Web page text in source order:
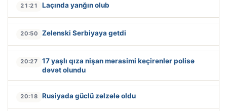
21:21 Laçında yanğın olub
20:50 Zelenski Serbiyaya getdi
20:27
17 yaşlı qıza nişan mərasimi keçirənlər polisə
dəvət olundu
20:18 Rusiyada güclü zəlzələ oldu